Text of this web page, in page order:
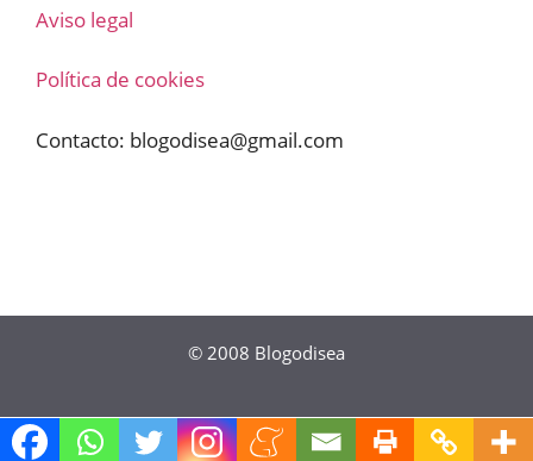
Aviso legal
Política de cookies
Contacto: blogodisea@gmail.com
© 2008 Blogodisea